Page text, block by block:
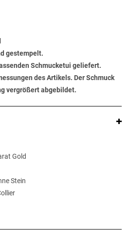
gestempelt.
Schmucketui geliefert.
des Artikels. Der Schmuck
vergrößert abgebildet.
Gold
Stein